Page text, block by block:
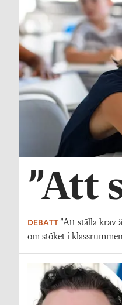
”Att
DEBATT ”Att ställa krav
om stöket i